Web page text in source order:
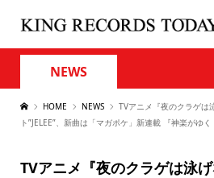
NEWS
HOME NEWS
TVアニメ『夜のクラゲは
ト”JELEE”、新曲は「マガポケ」新連載 『神楽がゆ
TVアニメ『夜のクラゲは泳